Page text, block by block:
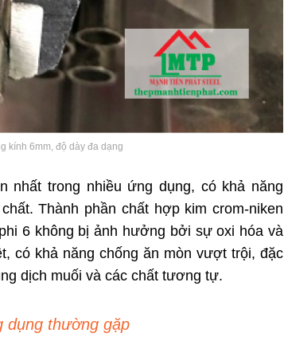
kính 6mm, độ dày đa dạng
nhất trong nhiều ứng dụng, có khả năng
Thành phần chất hợp kim crom-niken
6 không bị ảnh hưởng bởi sự oxi hóa và
có khả năng chống ăn mòn vượt trội, đặc
dịch muối và các chất tương tự.
thường gặp